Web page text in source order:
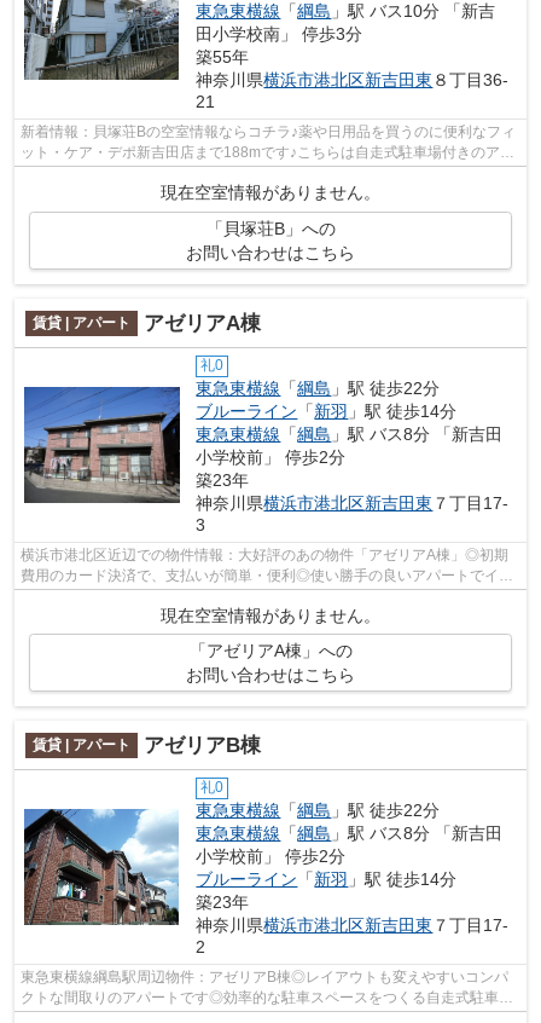
東急東横線 「綱島 」駅 バス10分 「新吉
田小学校南」 停歩3分
築55年
神奈川県横浜市港北区新吉田東 ８丁目36-
21
新着情報：貝塚荘Bの空室情報ならコチラ♪薬や日用品を買うのに便利なフィ
ット・ケア・デポ新吉田店まで188mです♪こちらは自走式駐車場付きのアパ
現在空室情報がありません。
「貝塚荘B」への
お問い合わせはこちら
賃貸 | アパート アゼリアA棟
礼0
東急東横線 「綱島 」駅 徒歩22分
ブルーライン 「新羽 」駅 徒歩14分
東急東横線 「綱島 」駅 バス8分 「新吉田
小学校前」 停歩2分
築23年
神奈川県横浜市港北区新吉田東 ７丁目17-
3
横浜市港北区近辺での物件情報：大好評のあの物件「アゼリアA棟」◎初期
費用のカード決済で、支払いが簡単・便利◎使い勝手の良いアパートでイチ
オシの物件です◎多くの方に愛される、よ...
現在空室情報がありません。
「アゼリアA棟」への
お問い合わせはこちら
賃貸 | アパート アゼリアB棟
礼0
東急東横線 「綱島 」駅 徒歩22分
東急東横線 「綱島 」駅 バス8分 「新吉田
小学校前」 停歩2分
ブルーライン 「新羽 」駅 徒歩14分
築23年
神奈川県横浜市港北区新吉田東 ７丁目17-
2
東急東横線綱島駅周辺物件：アゼリアB棟◎レイアウトも変えやすいコンパ
クトな間取りのアパートです◎効率的な駐車スペースをつくる自走式駐車場